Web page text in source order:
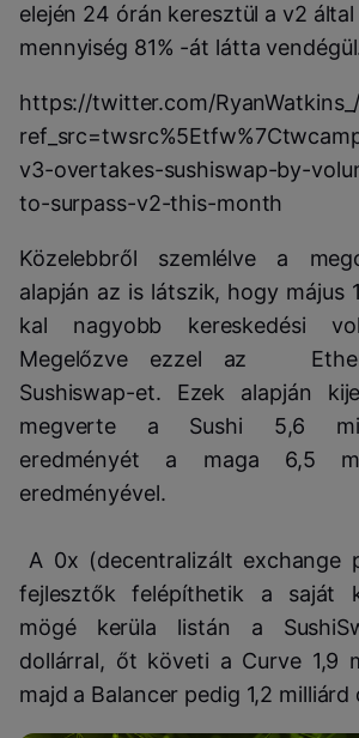
elején 24 órán keresztül a v2
mennyiség 81% -át látta
https://twitter.com/
v3-overtakes-sushiswap-by-
to-surpass-v2-this-month
Közelebbről szemlélve a
alapján az is látszik, hogy május
kal nagyobb kereskedési
Megelőzve ezzel az
Sushiswap-et. Ezek alapján
megverte a Sushi 5,6
eredményét a maga 6,5
eredményével.
A 0x (decentralizált exchange
fejlesztők felépíthetik a saját
mögé kerüla listán a
dollárral, őt követi a Curve 1,9
majd a Balancer pedig 1,2 milliárd